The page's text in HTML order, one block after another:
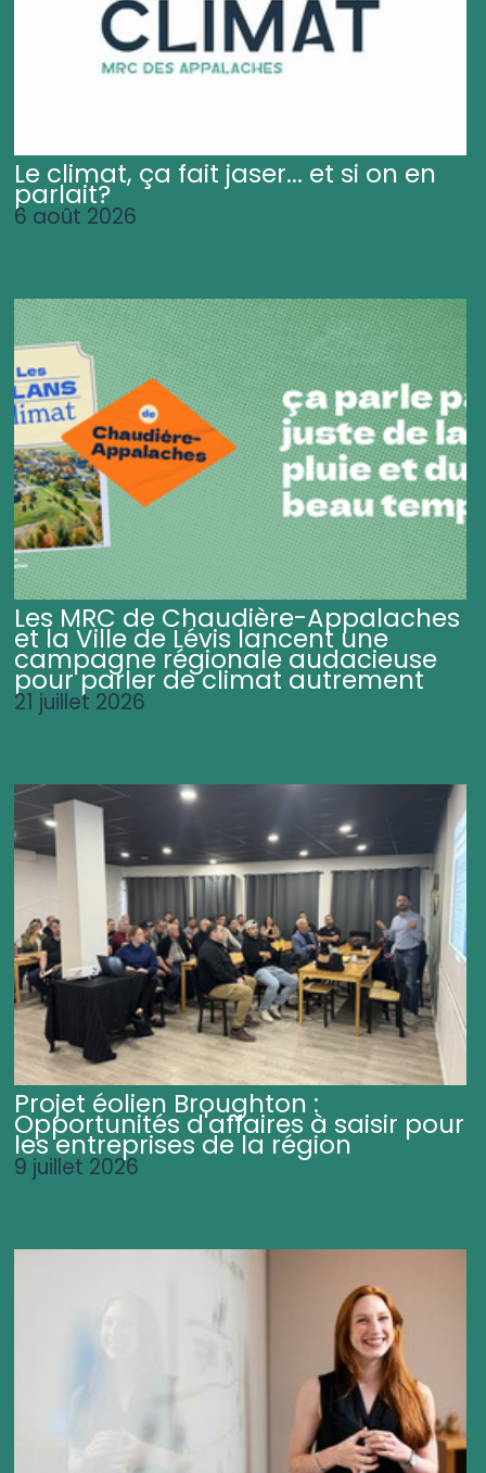
Le climat, ça fait jaser... et si on en
parlait?
6 août 2026
Les MRC de Chaudière-Appalaches
et la Ville de Lévis lancent une
campagne régionale audacieuse
pour parler de climat autrement
21 juillet 2026
Projet éolien Broughton :
Opportunités d'affaires à saisir pour
les entreprises de la région
9 juillet 2026